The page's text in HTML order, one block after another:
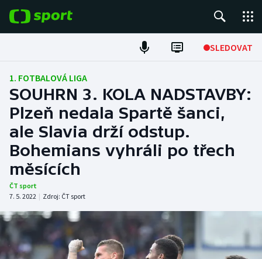
SLEDOVAT
Fotbal
Hokej
Tenis
Atletika
Cyklistika
DALŠÍ SPORTY
Americký fotbal
NEPŘEHLÉDNĚTE
1. FOTBALOVÁ LIGA
SOUHRN 3. KOLA NADSTAVBY:
Plzeň nedala Spartě šanci,
ale Slavia drží odstup.
Bohemians vyhráli po třech
měsících
ČT sport
7. 5. 2022 | Zdroj: ČT sport